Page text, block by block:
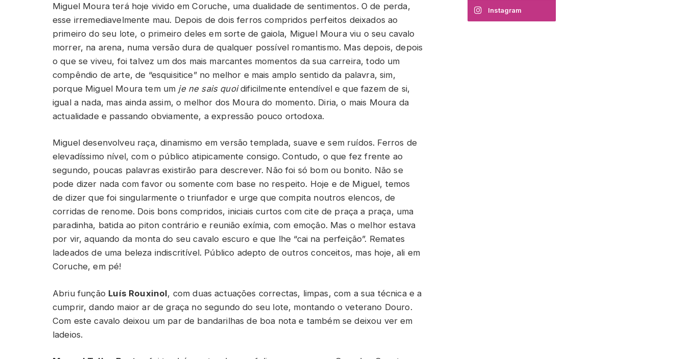
Miguel Moura terá hoje vivido em Coruche, uma dualidade de sentimentos. O de perda,
esse irremediavelmente mau. Depois de dois ferros compridos perfeitos deixados ao
primeiro do seu lote, o primeiro deles em sorte de gaiola, Miguel Moura viu o seu cavalo
morrer, na arena, numa versão dura de qualquer possível romantismo. Mas depois, depois
o que se viveu, foi talvez um dos mais marcantes momentos da sua carreira, todo um
compêndio de arte, de “esquisitice” no melhor e mais amplo sentido da palavra, sim,
porque Miguel Moura tem um je ne sais quoidificilmente entendível e que fazem de si,
igual a nada, mas ainda assim, o melhor dos Moura do momento. Diria, o mais Moura da
actualidade e passando obviamente, a expressão pouco ortodoxa.
Miguel desenvolveu raça, dinamismo em versão templada, suave e sem ruídos. Ferros de
elevadíssimo nível, com o público atipicamente consigo. Contudo, o que fez frente ao
segundo, poucas palavras existirão para descrever. Não foi só bom ou bonito. Não se
pode dizer nada com favor ou somente com base no respeito. Hoje e de Miguel, temos
de dizer que foi singularmente o triunfador e urge que compita noutros elencos, de
corridas de renome. Dois bons compridos, iniciais curtos com cite de praça a praça, uma
paradinha, batida ao piton contrário e reunião exímia, com emoção. Mas o melhor estava
por vir, aquando da monta do seu cavalo escuro e que lhe “cai na perfeição”. Remates
ladeados de uma beleza indiscritível. Público adepto de outros conceitos, mas hoje, ali em
Coruche, em pé!
Abriu função Luís Rouxinol, com duas actuações correctas, limpas, com a sua técnica e a
cumprir, dando maior ar de graça no segundo do seu lote, montando o veterano Douro.
Com este cavalo deixou um par de bandarilhas de boa nota e também se deixou ver em
ladeios.
Instagram